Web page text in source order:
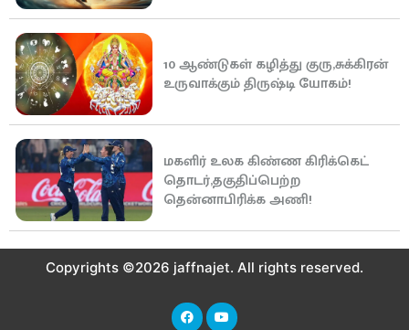
10 ஆண்டுகள் கழித்து குரு,சுக்கிரன்
உருவாக்கும் திருஷ்டி யோகம்!
மகளிர் உலக கிண்ண கிரிக்கெட்
தொடர்,தகுதிப்பெற்ற
தென்னாபிரிக்க அணி!
Copyrights ©2026 jaffnajet. All rights reserved.